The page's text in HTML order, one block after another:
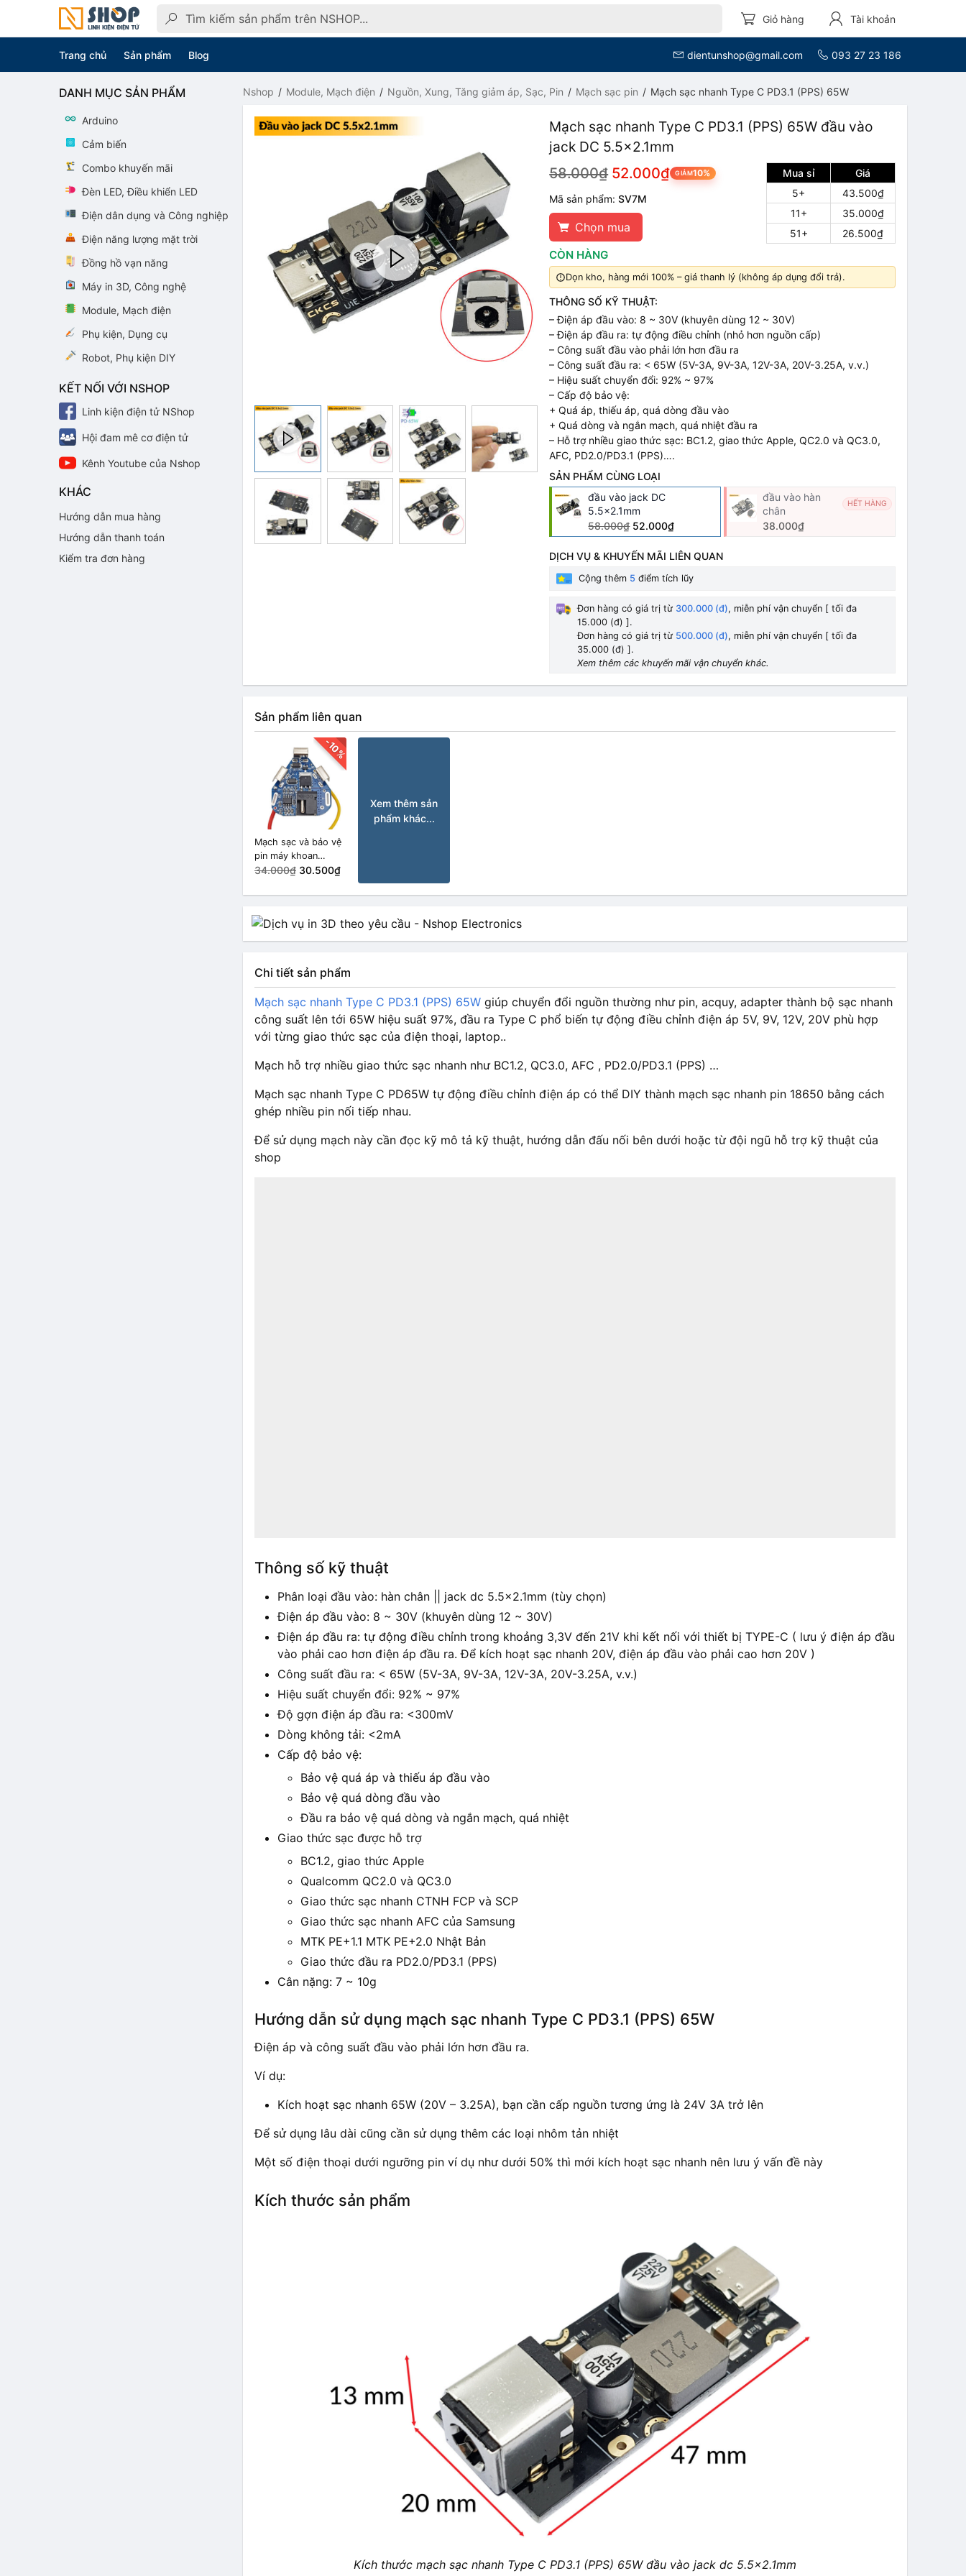
Giỏ hàng Tài khoản
Trang chủ Sản phẩm Blog dientunshop@gmail.com 093 27 23 186
Nshop Module, Mạch điện Nguồn, Xung, Tăng giảm áp, Sạc, Pin Mạch sạc pin Mạch sạc nhanh Type C PD3.1 (PPS) 65W
Mạch sạc nhanh Type C PD3.1 (PPS) 65W đầu vào
jack DC 5.5x2.1mm
58.000₫ 52.000₫ GIẢM10%
Mã sản phẩm:SV7M
Chọn mua
CÒN HÀNG
Mua sỉ
Giá
5+
43.500₫
11+
35.000₫
51+
26.500₫
Dọn kho, hàng mới 100% – giá thanh lý (không áp dụng đổi trả).
THÔNG SỐ KỸ THUẬT:
– Điện áp đầu vào: 8 ~ 30V (khuyên dùng 12 ~ 30V)
– Điện áp đầu ra: tự động điều chỉnh (nhỏ hơn nguồn cấp)
– Công suất đầu vào phải lớn hơn đầu ra
– Công suất đầu ra: < 65W (5V-3A, 9V-3A, 12V-3A, 20V-3.25A, v.v.)
– Hiệu suất chuyển đổi: 92% ~ 97%
– Cấp độ bảo vệ:
+ Quá áp, thiếu áp, quá dòng đầu vào
+ Quá dòng và ngắn mạch, quá nhiệt đầu ra
– Hỗ trợ nhiều giao thức sạc: BC1.2, giao thức Apple, QC2.0 và QC3.0,
AFC, PD2.0/PD3.1 (PPS)….
SẢN PHẨM CÙNG LOẠI
đầu vào jack DC
5.5x2.1mm
58.000₫ 52.000₫
đầu vào hàn
chân
HẾT HÀNG
38.000₫
DỊCH VỤ & KHUYẾN MÃI LIÊN QUAN
Cộng thêm 5 điểm tích lũy
Đơn hàng có giá trị từ 300.000 (đ), miễn phí vận chuyển [ tối đa
15.000 (đ) ].
Đơn hàng có giá trị từ 500.000 (đ), miễn phí vận chuyển [ tối đa
35.000 (đ) ].
Xem thêm các khuyến mãi vận chuyển khác.
Sản phẩm liên quan
-10%
Mạch sạc và bảo vệ
pin máy khoan
lithium 3s 12.6V 40A
34.000₫ 30.500₫
Xem thêm sản
phẩm khác...
Chi tiết sản phẩm
Mạch sạc nhanh Type C PD3.1 (PPS) 65W giúp chuyển đổi nguồn thường như pin, acquy, adapter thành bộ sạc nhanh
công suất lên tới 65W hiệu suất 97%, đầu ra Type C phổ biến tự động điều chỉnh điện áp 5V, 9V, 12V, 20V phù hợp
với từng giao thức sạc của điện thoại, laptop..
Mạch hỗ trợ nhiều giao thức sạc nhanh như BC1.2, QC3.0, AFC , PD2.0/PD3.1 (PPS) …
Mạch sạc nhanh Type C PD65W tự động điều chỉnh điện áp có thể DIY thành mạch sạc nhanh pin 18650 bằng cách
ghép nhiều pin nối tiếp nhau.
Để sử dụng mạch này cần đọc kỹ mô tả kỹ thuật, hướng dẫn đấu nối bên dưới hoặc từ đội ngũ hỗ trợ kỹ thuật của
shop
Thông số kỹ thuật
Phân loại đầu vào: hàn chân || jack dc 5.5×2.1mm (tùy chọn)
Điện áp đầu vào: 8 ~ 30V (khuyên dùng 12 ~ 30V)
Điện áp đầu ra: tự động điều chỉnh trong khoảng 3,3V đến 21V khi kết nối với thiết bị TYPE-C ( lưu ý điện áp đầu
vào phải cao hơn điện áp đầu ra. Để kích hoạt sạc nhanh 20V, điện áp đầu vào phải cao hơn 20V )
Công suất đầu ra: < 65W (5V-3A, 9V-3A, 12V-3A, 20V-3.25A, v.v.)
Hiệu suất chuyển đổi: 92% ~ 97%
Độ gợn điện áp đầu ra: <300mV
Dòng không tải: <2mA
Cấp độ bảo vệ:
Bảo vệ quá áp và thiếu áp đầu vào
Bảo vệ quá dòng đầu vào
Đầu ra bảo vệ quá dòng và ngắn mạch, quá nhiệt
Giao thức sạc được hỗ trợ
BC1.2, giao thức Apple
Qualcomm QC2.0 và QC3.0
Giao thức sạc nhanh CTNH FCP và SCP
Giao thức sạc nhanh AFC của Samsung
MTK PE+1.1 MTK PE+2.0 Nhật Bản
Giao thức đầu ra PD2.0/PD3.1 (PPS)
Cân nặng: 7 ~ 10g
Hướng dẫn sử dụng mạch sạc nhanh Type C PD3.1 (PPS) 65W
Điện áp và công suất đầu vào phải lớn hơn đầu ra.
Ví dụ:
Kích hoạt sạc nhanh 65W (20V – 3.25A), bạn cần cấp nguồn tương ứng là 24V 3A trở lên
Để sử dụng lâu dài cũng cần sử dụng thêm các loại nhôm tản nhiệt
Một số điện thoại dưới ngưỡng pin ví dụ như dưới 50% thì mới kích hoạt sạc nhanh nên lưu ý vấn đề này
Kích thước sản phẩm
Kích thước mạch sạc nhanh Type C PD3.1 (PPS) 65W đầu vào jack dc 5.5×2.1mm
DANH MỤC SẢN PHẨM
Arduino
Cảm biến
Combo khuyến mãi
Đèn LED, Điều khiển LED
Điện dân dụng và Công nghiệp
Điện năng lượng mặt trời
Đồng hồ vạn năng
Máy in 3D, Công nghệ
Module, Mạch điện
Phụ kiện, Dụng cụ
Robot, Phụ kiện DIY
KẾT NỐI VỚI NSHOP
Linh kiện điện tử NShop
Hội đam mê cơ điện tử
Kênh Youtube của Nshop
KHÁC
Hướng dẫn mua hàng
Hướng dẫn thanh toán
Kiểm tra đơn hàng